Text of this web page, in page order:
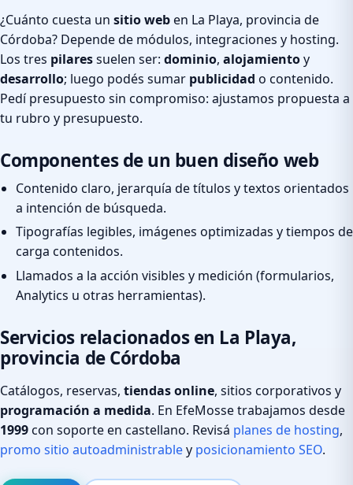
¿Cuánto cuesta un sitio weben La Playa, provincia de
Córdoba? Depende de módulos, integraciones y hosting.
Los tres pilaressuelen ser: dominio, alojamientoy
desarrollo; luego podés sumar publicidad o contenido.
Pedí presupuesto sin compromiso: ajustamos propuesta a
tu rubro y presupuesto.
Componentes de un buen diseño web
Contenido claro, jerarquía de títulos y textos orientados
a intención de búsqueda.
Tipografías legibles, imágenes optimizadas y tiempos de
carga contenidos.
Llamados a la acción visibles y medición (formularios,
Analytics u otras herramientas).
Servicios relacionados en La Playa,
provincia de Córdoba
Catálogos, reservas, tiendas online, sitios corporativos y
programación a medida. En EfeMosse trabajamos desde
1999con soporte en castellano. Revisá planes de hosting,
promo sitio autoadministrabley posicionamiento SEO.